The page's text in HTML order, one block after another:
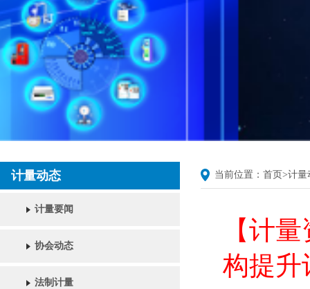
计量动态
计量要闻
协会动态
法制计量
当前位置： 首页>计量
【计
构提升